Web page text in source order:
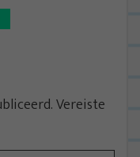
Vereiste